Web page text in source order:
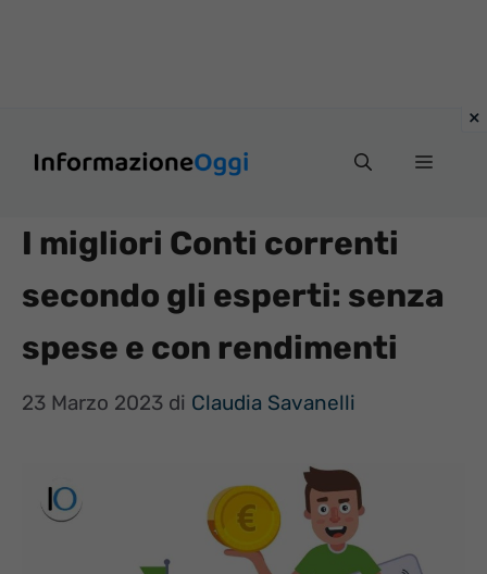
Menu
I migliori Conti correnti
secondo gli esperti: senza
spese e con rendimenti
23 Marzo 2023 di Claudia Savanelli